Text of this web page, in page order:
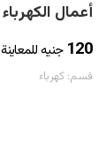
أعمال الكهرباء
120 جنيه للمعاينة
قسم: كهرباء